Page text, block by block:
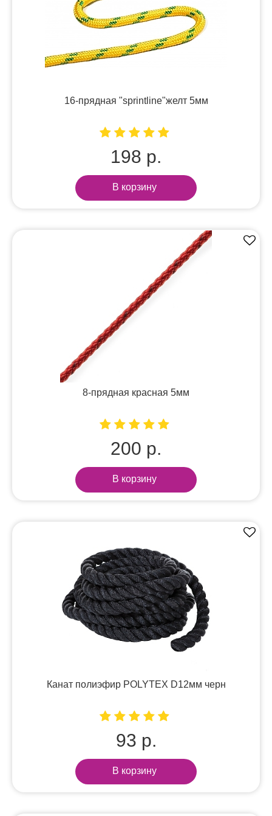
16-прядная "sprintline"желт 5мм
198 р.
В корзину
8-прядная красная 5мм
200 р.
В корзину
Канат полиэфир POLYTEX D12мм черн
93 р.
В корзину